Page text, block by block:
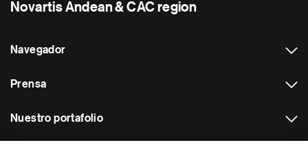
Novartis Andean & CAC region
Navegador
Prensa
Nuestro portafolio